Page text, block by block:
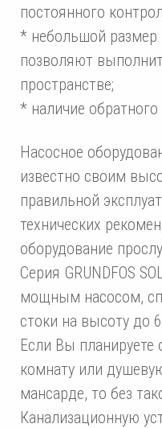
постоянного
* небольшой размер
позволяют
пространстве;
* наличие обратного
Насосное
известно своим
правильной
технических
оборудование
Серия GRUNDFOS
мощным насосом,
стоки на высоту до
Если Вы планируете
комнату или
мансарде, то без
Канализационную